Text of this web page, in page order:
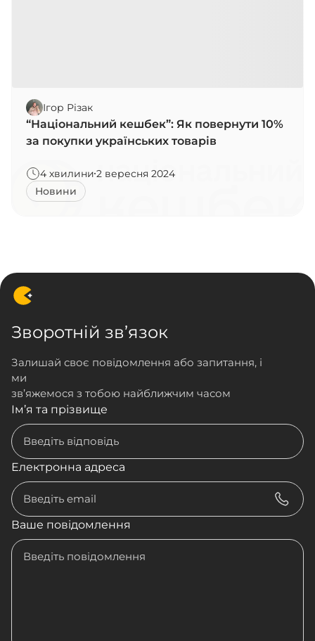
Ігор Різак
“Національний кешбек”: Як повернути 10%
за покупки українських товарів
4 хвилини 2 вересня 2024
Новини
Зворотній зв’язок
Залишай своє повідомлення або запитання, і
ми
зв’яжемося з тобою найближчим часом
Ім’я та прізвище
Електронна адреса
Ваше повідомлення